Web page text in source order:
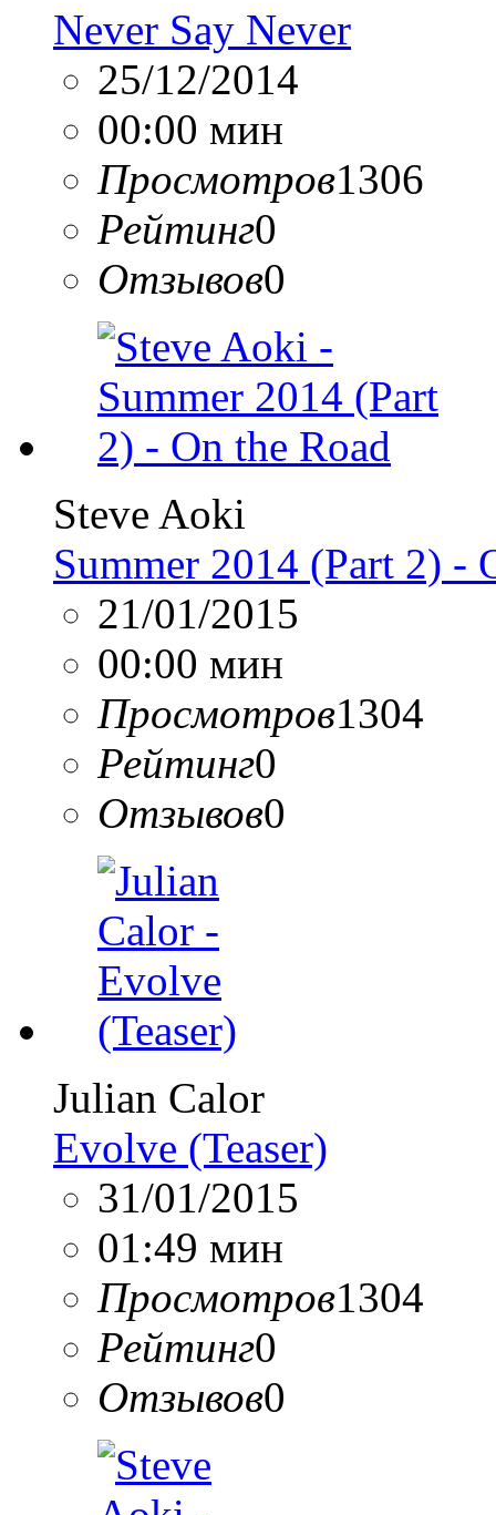
Never Say Never
25/12/2014
00:00 мин
Просмотров1306
Рейтинг0
Отзывов0
Steve Aoki
Summer 2014 (Part 2) -
21/01/2015
00:00 мин
Просмотров1304
Рейтинг0
Отзывов0
Julian Calor
Evolve (Teaser)
31/01/2015
01:49 мин
Просмотров1304
Рейтинг0
Отзывов0